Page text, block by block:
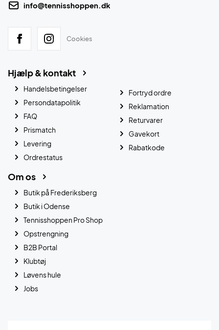
info@tennisshoppen.dk
Cookies
Hjælp & kontakt
Handelsbetingelser
Persondatapolitik
FAQ
Prismatch
Levering
Ordrestatus
Fortryd ordre
Reklamation
Returvarer
Gavekort
Rabatkode
Om os
Butik på Frederiksberg
Butik i Odense
Tennisshoppen Pro Shop
Opstrengning
B2B Portal
Klubtøj
Løvens hule
Jobs